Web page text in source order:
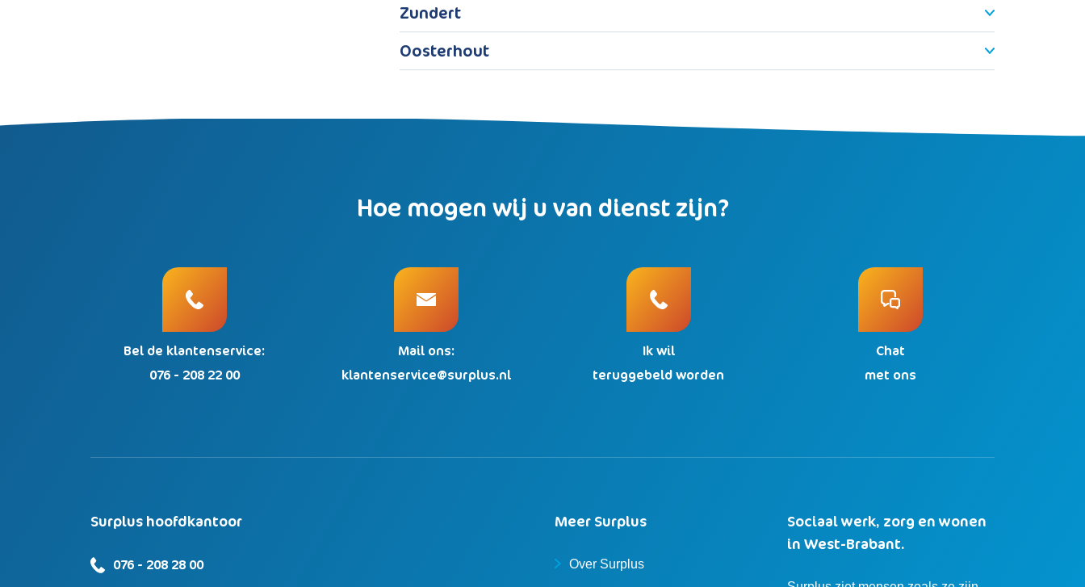
Zundert
Oosterhout
Hoe mogen wij u van dienst zijn?
Bel de klantenservice:
076 - 208 22 00
Mail ons:
klantenservice@surplus.nl
Ik wil
teruggebeld worden
Chat
met ons
Surplus hoofdkantoor
076 - 208 28 00
Meer Surplus
Over Surplus
Sociaal werk, zorg en wonen
in West-Brabant.